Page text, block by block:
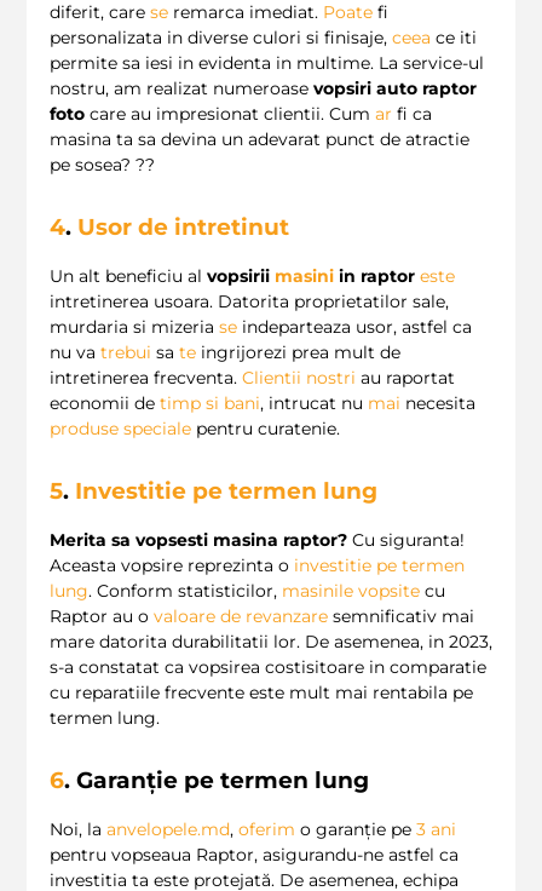
diferit, care se remarca imediat. Poate fi
personalizata in diverse culori si finisaje, ceea ce iti
permite sa iesi in evidenta in multime. La service-ul
nostru, am realizat numeroase vopsiri auto raptor
foto care au impresionat clientii. Cum ar fi ca
masina ta sa devina un adevarat punct de atractie
pe sosea? ??
4. Usor de intretinut
Un alt beneficiu al vopsirii masini in raptor este
intretinerea usoara. Datorita proprietatilor sale,
murdaria si mizeria se indeparteaza usor, astfel ca
nu va trebui sa te ingrijorezi prea mult de
intretinerea frecventa. Clientii nostri au raportat
economii de timp si bani, intrucat nu mai necesita
produse speciale pentru curatenie.
5. Investitie pe termen lung
Merita sa vopsesti masina raptor? Cu siguranta!
Aceasta vopsire reprezinta o investitie pe termen
lung. Conform statisticilor, masinile vopsite cu
Raptor au o valoare de revanzare semnificativ mai
mare datorita durabilitatii lor. De asemenea, in 2023,
s-a constatat ca vopsirea costisitoare in comparatie
cu reparatiile frecvente este mult mai rentabila pe
termen lung.
6. Garanție pe termen lung
Noi, la anvelopele.md, oferim o garanție pe 3 ani
pentru vopseaua Raptor, asigurandu-ne astfel ca
investitia ta este protejată. De asemenea, echipa